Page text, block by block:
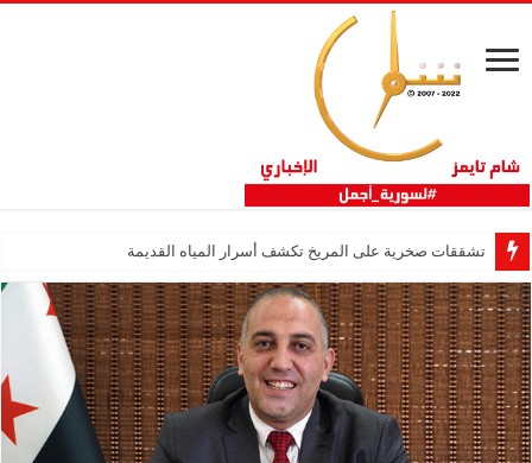
تشققات صخرية على المريخ تكشف أسرار المياه القديمة